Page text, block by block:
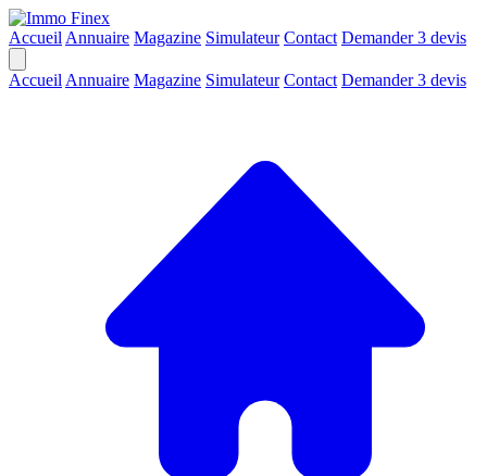
Accueil Annuaire Magazine Simulateur Contact Demander 3 devis
Accueil Annuaire Magazine Simulateur Contact Demander 3 devis